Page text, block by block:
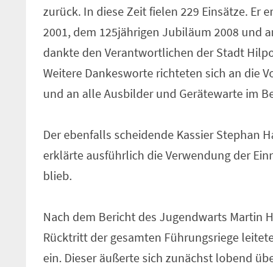
zurück. In diese Zeit fielen 229 Einsätze. Er
2001, dem 125jährigen Jubiläum 2008 und
dankte den Verantwortlichen der Stadt
Weitere Dankesworte richteten sich an die
und an alle Ausbilder und Gerätewarte im
Der ebenfalls scheidende Kassier Stephan
erklärte ausführlich die Verwendung der
blieb.
Nach dem Bericht des Jugendwarts Martin
Rücktritt der gesamten Führungsriege
ein. Dieser äußerte sich zunächst lobend